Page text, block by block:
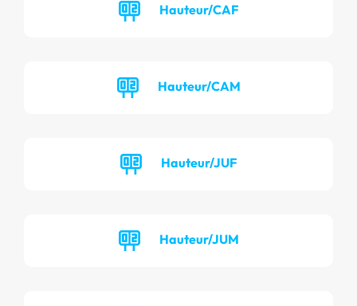
Hauteur/CAF
Hauteur/CAM
Hauteur/JUF
Hauteur/JUM